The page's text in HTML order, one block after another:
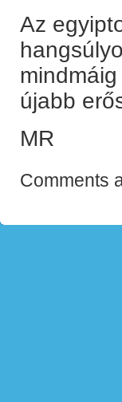
Az
újabb
MR
Comments